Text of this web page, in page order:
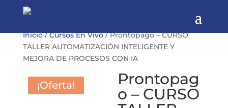
Inicio/Cursos En Vivo/ Prontopago – CURSO
TALLER AUTOMATIZACIÓN INTELIGENTE Y
MEJORA DE PROCESOS CON IA
¡Oferta!
Prontopag
o – CURSO